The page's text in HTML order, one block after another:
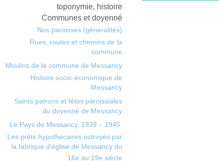
toponymie, histoire
Communes et doyenné
Nos paroisses (généralités)
Rues, routes et chemins de la
commune
Moulins de la commune de Messancy
Histoire socio-économique de
Messancy
Saints patrons et fêtes paroissiales
du doyenné de Messancy
Le Pays de Messancy, 1939 – 1945.
Les prêts hypothécaires octroyés par
la fabrique d’église de Messancy du
16e au 19e siècle